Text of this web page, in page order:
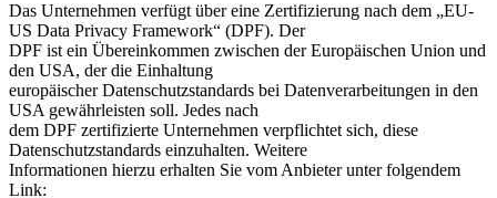
Das Unternehmen verfügt über eine Zertifizierung nach dem „EU-
US Data Privacy Framework“ (DPF). Der
DPF ist ein Übereinkommen zwischen der Europäischen Union und
den USA, der die Einhaltung
europäischer Datenschutzstandards bei Datenverarbeitungen in den
USA gewährleisten soll. Jedes nach
dem DPF zertifizierte Unternehmen verpflichtet sich, diese
Datenschutzstandards einzuhalten. Weitere
Informationen hierzu erhalten Sie vom Anbieter unter folgendem
Link: